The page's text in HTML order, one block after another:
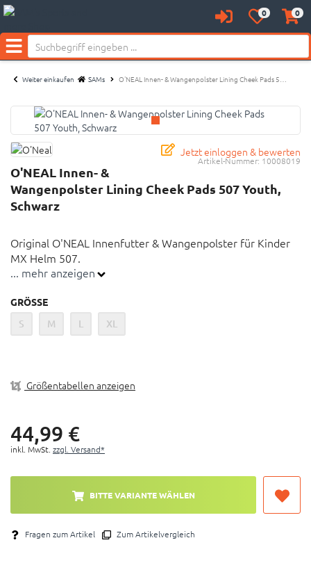
AnmeldenMerkzettel
aufklappen
0 0
Menü
Weiter einkaufen SAMs O'NEAL Innen- & Wangenpolster Lining Cheek Pads 5…
Jetzt einloggen & bewerten
Artikel-Nummer: 10008019
O'NEAL Innen- &
Wangenpolster Lining Cheek Pads 507 Youth,
Schwarz
Original O'NEAL Innenfutter & Wangenpolster für Kinder
MX Helm 507.
Helm. Lediglich um das passende Original-Polster.
Innenfutter und Wangenpolster für O'NEAL 507
... mehr anzeigen
GRÖSSE
S M L XL
Größentabellen anzeigen
44,99 €
inkl. MwSt. zzgl. Versand*
BITTE VARIANTE WÄHLEN
Fragen zum Artikel Zum Artikelvergleich